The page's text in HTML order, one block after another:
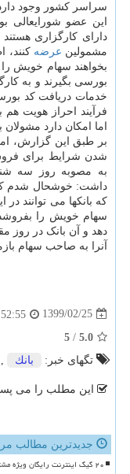
سراسر کشور وجود
این عضو شورایعالی
دارای کارگزاری
مشمولین عرضه کنند،
بخواهند سهام خویش را
بورسی بگیرند و به
خدمات دریافت کد
فرآیند احراز هویت
اما امکان دارد مشولان
بر طبق این گزارش،
شدن شرایط برای
به مصوبه روز سه
داشت: خوشحال شدم
که بانکها می توانند
سهام خویش را
دهد و آن بانک در روز
آنرا به صاحب سهام
1399/02/25
5.0
/
5
تگهای خبر:
بانك ,
این مطلب را می
جدیدترین مطالب
۲۰ گیگ اینترنت رایگان ویژه مشترکان استانهای جنوبی کشور